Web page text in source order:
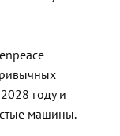
году и
машины.